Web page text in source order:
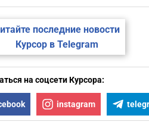
последние новости
Курсор в Telegram
на соцсети Курсора:
instagram